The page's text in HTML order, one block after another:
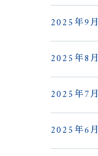
2025年9月
2025年8月
2025年7月
2025年6月